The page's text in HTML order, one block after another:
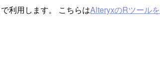
利用します。 こちらはAlteryxのRツール